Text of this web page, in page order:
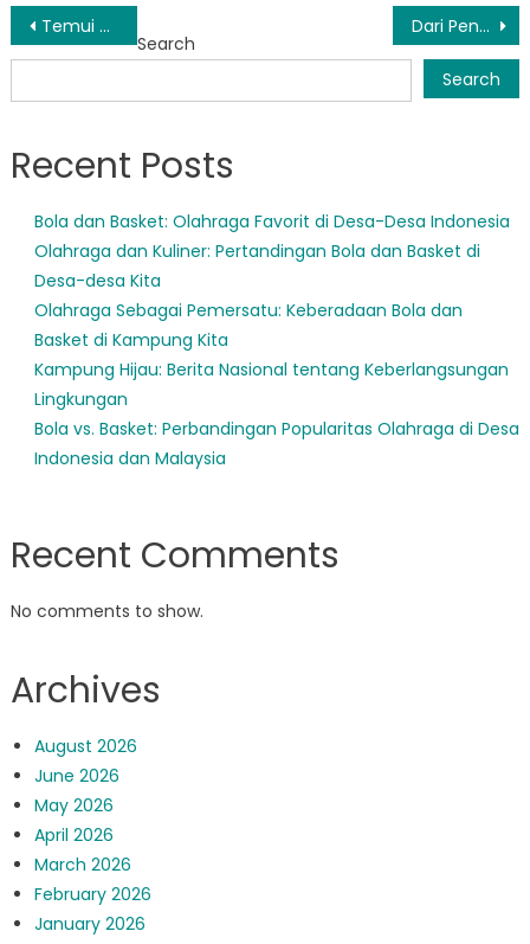
Post
navigation
Temui Tim: Individu Berdedikasi di Balik Kesuksesan Dinsos Palembang Dari Pendampingan Menjadi Pemberdayaan: Pendekatan Holistik Dinsos Sumsel Terhadap Kesejahteraan Sosial
Search
Search
Recent Posts
Bola dan Basket: Olahraga Favorit di Desa-Desa Indonesia
Olahraga dan Kuliner: Pertandingan Bola dan Basket di
Desa-desa Kita
Olahraga Sebagai Pemersatu: Keberadaan Bola dan
Basket di Kampung Kita
Kampung Hijau: Berita Nasional tentang Keberlangsungan
Lingkungan
Bola vs. Basket: Perbandingan Popularitas Olahraga di Desa
Indonesia dan Malaysia
Recent Comments
No comments to show.
Archives
August 2026
June 2026
May 2026
April 2026
March 2026
February 2026
January 2026